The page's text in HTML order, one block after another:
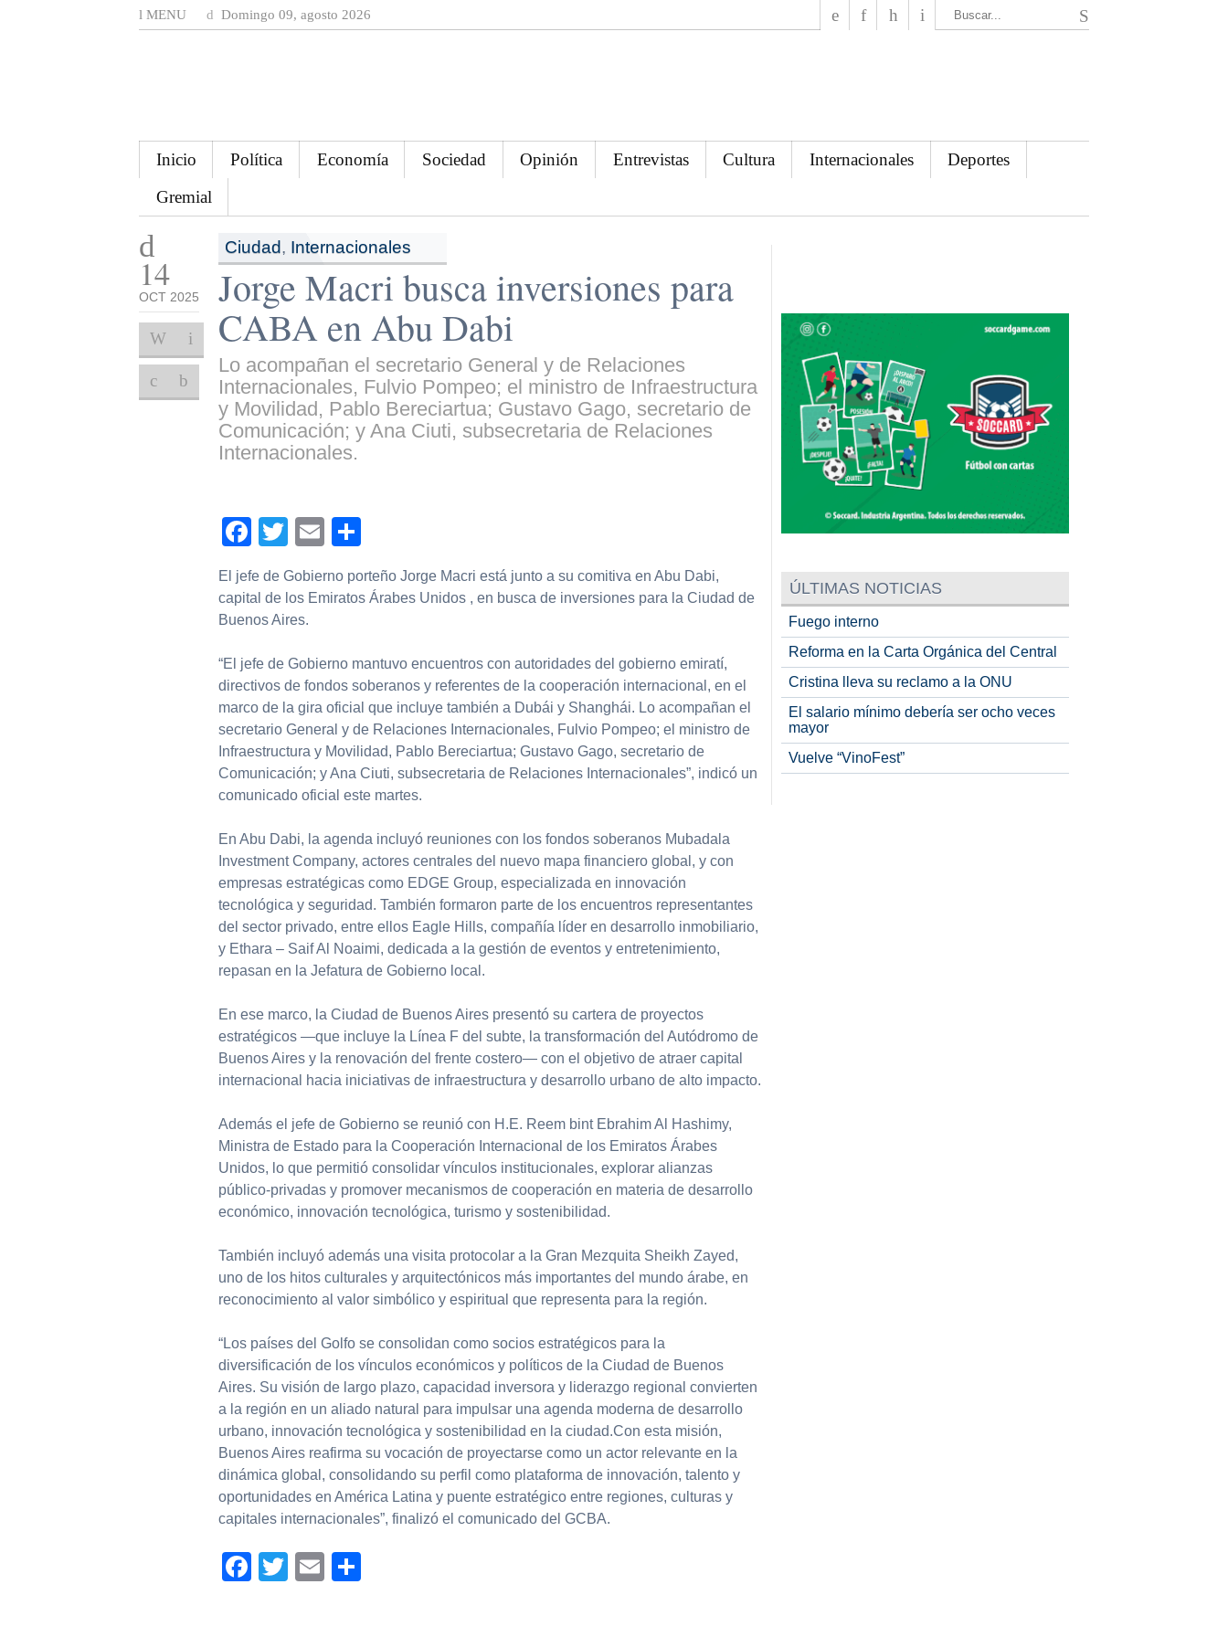
MENU Domingo 09, agosto 2026
Inicio Política Economía Sociedad Opinión Entrevistas Cultura Internacionales
Deportes
Gremial
14
OCT 2025
Ciudad, Internacionales
Jorge Macri busca inversiones para
CABA en Abu Dabi
Lo acompañan el secretario General y de Relaciones
Internacionales, Fulvio Pompeo; el ministro de Infraestructura
y Movilidad, Pablo Bereciartua; Gustavo Gago, secretario de
Comunicación; y Ana Ciuti, subsecretaria de Relaciones
Internacionales.
Facebook
TwitterEmail
El jefe de Gobierno porteño Jorge Macri está junto a su comitiva en Abu Dabi,
capital de los Emiratos Árabes Unidos , en busca de inversiones para la Ciudad de
Buenos Aires.
“El jefe de Gobierno mantuvo encuentros con autoridades del gobierno emiratí,
directivos de fondos soberanos y referentes de la cooperación internacional, en el
marco de la gira oficial que incluye también a Dubái y Shanghái. Lo acompañan el
secretario General y de Relaciones Internacionales, Fulvio Pompeo; el ministro de
Infraestructura y Movilidad, Pablo Bereciartua; Gustavo Gago, secretario de
Comunicación; y Ana Ciuti, subsecretaria de Relaciones Internacionales”, indicó un
comunicado oficial este martes.
En Abu Dabi, la agenda incluyó reuniones con los fondos soberanos Mubadala
Investment Company, actores centrales del nuevo mapa financiero global, y con
empresas estratégicas como EDGE Group, especializada en innovación
tecnológica y seguridad. También formaron parte de los encuentros representantes
del sector privado, entre ellos Eagle Hills, compañía líder en desarrollo inmobiliario,
y Ethara – Saif Al Noaimi, dedicada a la gestión de eventos y entretenimiento,
repasan en la Jefatura de Gobierno local.
En ese marco, la Ciudad de Buenos Aires presentó su cartera de proyectos
estratégicos —que incluye la Línea F del subte, la transformación del Autódromo de
Buenos Aires y la renovación del frente costero— con el objetivo de atraer capital
internacional hacia iniciativas de infraestructura y desarrollo urbano de alto impacto.
Además el jefe de Gobierno se reunió con H.E. Reem bint Ebrahim Al Hashimy,
Ministra de Estado para la Cooperación Internacional de los Emiratos Árabes
Unidos, lo que permitió consolidar vínculos institucionales, explorar alianzas
público-privadas y promover mecanismos de cooperación en materia de desarrollo
económico, innovación tecnológica, turismo y sostenibilidad.
También incluyó además una visita protocolar a la Gran Mezquita Sheikh Zayed,
uno de los hitos culturales y arquitectónicos más importantes del mundo árabe, en
reconocimiento al valor simbólico y espiritual que representa para la región.
“Los países del Golfo se consolidan como socios estratégicos para la
diversificación de los vínculos económicos y políticos de la Ciudad de Buenos
Aires. Su visión de largo plazo, capacidad inversora y liderazgo regional convierten
a la región en un aliado natural para impulsar una agenda moderna de desarrollo
urbano, innovación tecnológica y sostenibilidad en la ciudad.Con esta misión,
Buenos Aires reafirma su vocación de proyectarse como un actor relevante en la
dinámica global, consolidando su perfil como plataforma de innovación, talento y
oportunidades en América Latina y puente estratégico entre regiones, culturas y
capitales internacionales”, finalizó el comunicado del GCBA.
Facebook
TwitterEmail
ÚLTIMAS NOTICIAS
Fuego interno
Reforma en la Carta Orgánica del Central
Cristina lleva su reclamo a la ONU
El salario mínimo debería ser ocho veces
mayor
Vuelve “VinoFest”